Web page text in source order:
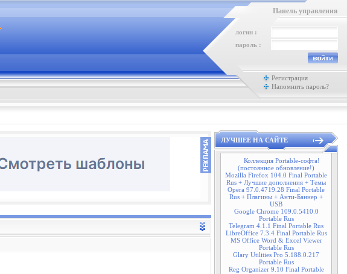
Панель управления
логин :
пароль :
Регистрация
Напомнить пароль?
ЛУЧШЕЕ НА САЙТЕ
Коллекция Portable-софта!
(постоянное обновление!)
Mozilla Firefox 104.0 Final Portable
Rus + Лучшие дополнения + Темы
Opera 97.0.4719.28 Final Portable
Rus + Плагины + Анти-Баннер +
USB
Google Chrome 109.0.5410.0
Portable Rus
Telegram 4.1.1 Final Portable Rus
LibreOffice 7.3.4 Final Portable Rus
MS Office Word & Excel Viewer
Portable Rus
Glary Utilities Pro 5.188.0.217
Portable Rus
Reg Organizer 9.10 Final Portable